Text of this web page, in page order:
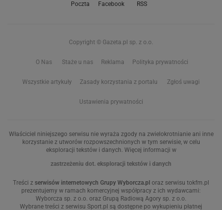
Poczta Facebook RSS
Copyright © Gazeta.pl sp. z o.o.
O Nas Staże u nas Reklama Polityka prywatności
Wszystkie artykuły Zasady korzystania z portalu Zgłoś uwagi
Ustawienia prywatności
Właściciel niniejszego serwisu nie wyraża zgody na zwielokrotnianie ani inne
korzystanie z utworów rozpowszechnionych w tym serwisie, w celu
eksploracji tekstów i danych. Więcej informacji w
zastrzeżeniu dot. eksploracji tekstów i danych
Treści z serwisów internetowych Grupy Wyborcza.pl oraz serwisu tokfm.pl
prezentujemy w ramach komercyjnej współpracy z ich wydawcami:
Wyborcza sp. z o.o. oraz Grupą Radiową Agory sp. z o.o.
Wybrane treści z serwisu Sport.pl są dostępne po wykupieniu płatnej